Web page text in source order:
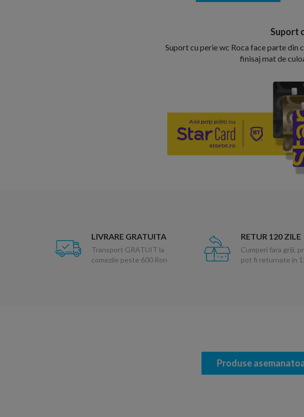
Suport
Suport cu perie wc Roca face parte din
finisaj mat de
LIVRARE GRATUITA
Transport GRATUIT la
comezile peste 600 Ron
RETUR 120 ZILE
Cumperi fara griji,
pot fi returnate in
Produse